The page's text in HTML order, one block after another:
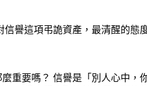
譽這項弔詭資產，最清醒的態
重要嗎？ 信譽是「別人心中，